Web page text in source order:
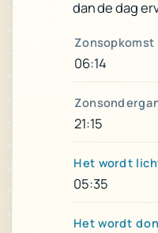
dan de dag
Zonsopkomst
06:14
21:15
Het wordt
05:35
Het wordt